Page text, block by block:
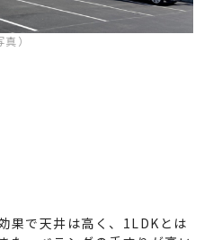
）
果で天井は高く、1LDKとは